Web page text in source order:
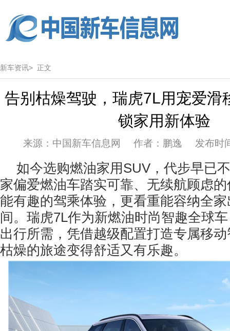
新车资讯> 正文
告别枯燥驾驶，瑞虎7L用宠爱滑
锁家用新体验
来源：中国新车信息网 作者：鹏逸 发布时
如今选购燃油家用SUV，代步早已
家偏爱燃油车踏实可靠、无续航顾虑
能有趣的驾乘体验，更看重能容纳全
间。瑞虎7L作为新燃油时尚智趣全球
出行所需，凭借越级配置打造专属移
枯燥的旅途变得舒适又有乐趣。